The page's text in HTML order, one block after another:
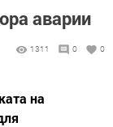
аварии
1311 0 0
на